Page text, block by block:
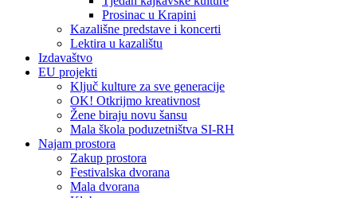
Prosinac u Krapini
Kazališne predstave i koncerti
Lektira u kazalištu
Izdavaštvo
EU projekti
Ključ kulture za sve generacije
OK! Otkrijmo kreativnost
Žene biraju novu šansu
Mala škola poduzetništva SI-RH
Najam prostora
Zakup prostora
Festivalska dvorana
Mala dvorana